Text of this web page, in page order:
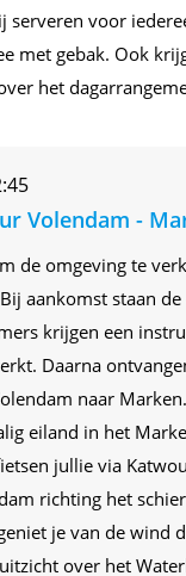
serveren voor
met gebak. Ook
het
Volendam -
de omgeving te
aankomst staan
krijgen een
Daarna
naar
eiland in het
jullie via
richting het
je van de wind
over het